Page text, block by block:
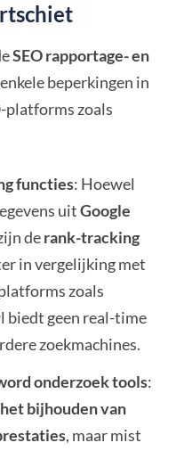
SEO rapportage- en
beperkingen in
platforms zoals
functies: Hoewel
uitGoogle
derank-tracking
in vergelijking met
zoals
biedt geen real-time
zoekmachines.
onderzoek tools:
het bijhouden van
, maar mist